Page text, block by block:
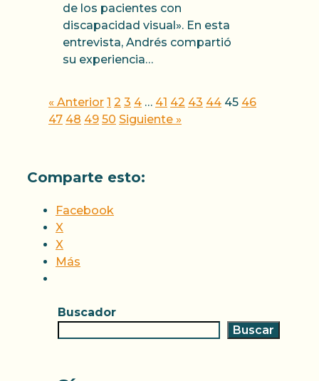
de los pacientes con
discapacidad visual». En esta
entrevista, Andrés compartió
su experiencia…
« Anterior 1 2 3 4 … 41 42 43 44 45 46
47 48 49 50 Siguiente »
Comparte esto:
Facebook
X
X
Más
Buscador
Buscar